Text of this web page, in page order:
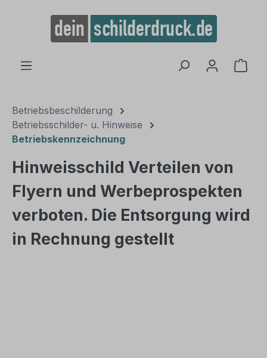
springen
Betriebsbeschilderung
Betriebsschilder- u. Hinweise
Betriebskennzeichnung
Hinweisschild Verteilen von
Flyern und Werbeprospekten
verboten. Die Entsorgung wird
in Rechnung gestellt